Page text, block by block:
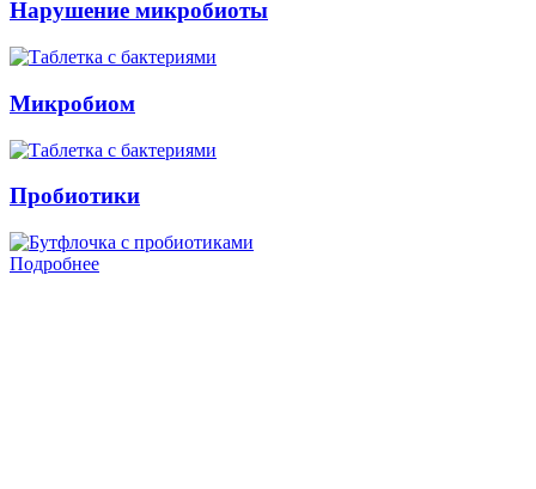
Нарушение микробиоты
Микробиом
Пробиотики
Подробнее